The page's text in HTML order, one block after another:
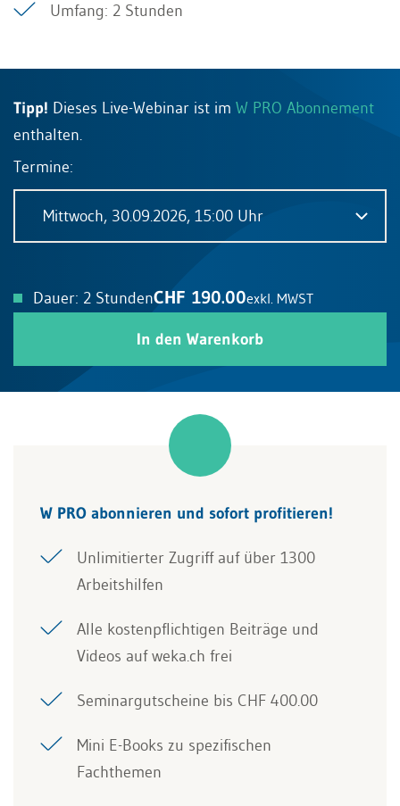
Umfang: 2 Stunden
Tipp! Dieses Live-Webinar ist im W PRO Abonnement
enthalten.
Termine:
Mittwoch, 30.09.2026, 15:00 Uhr
Dauer: 2 StundenCHF 190.00exkl. MWST
In den Warenkorb
W PRO abonnieren und sofort profitieren!
Unlimitierter Zugriff auf über 1300
Arbeitshilfen
Alle kostenpflichtigen Beiträge und
Videos auf weka.ch frei
Seminargutscheine bis CHF 400.00
Mini E-Books zu spezifischen
Fachthemen